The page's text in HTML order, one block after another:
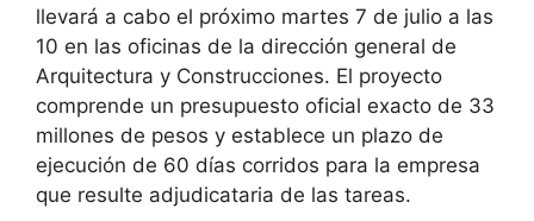
llevará a cabo el próximo martes 7 de julio a las
10 en las oficinas de la dirección general de
Arquitectura y Construcciones. El proyecto
comprende un presupuesto oficial exacto de 33
millones de pesos y establece un plazo de
ejecución de 60 días corridos para la empresa
que resulte adjudicataria de las tareas.